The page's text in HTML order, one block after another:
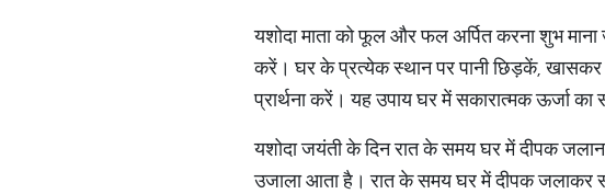
यशोदा माता को फूल और फल अर्पित करना शुभ
करें। घर के प्रत्येक स्थान पर पानी छिड़कें,
प्रार्थना करें। यह उपाय घर में सकारात्मक ऊर्जा
यशोदा जयंती के दिन रात के समय घर में दीपक
उजाला आता है। रात के समय घर में दीपक जलाकर